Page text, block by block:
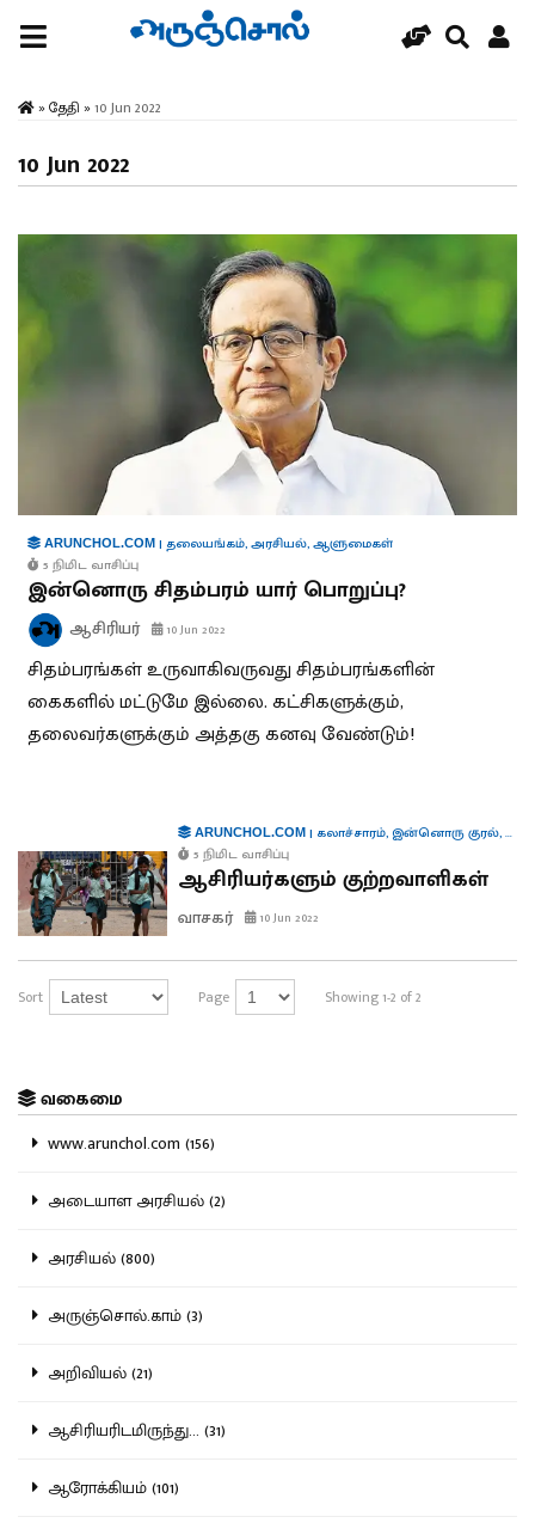
» தேதி » 10 Jun 2022
10 Jun 2022
ARUNCHOL.COM | தலையங்கம்,அரசியல்,ஆளுமைகள்
5 நிமிட வாசிப்பு
இன்னொரு சிதம்பரம் யார் பொறுப்பு?
ஆசிரியர் 10 Jun 2022
சிதம்பரங்கள் உருவாகிவருவது சிதம்பரங்களின்
கைகளில் மட்டுமே இல்லை. கட்சிகளுக்கும்,
தலைவர்களுக்கும் அத்தகு கனவு வேண்டும்!
ARUNCHOL.COM| கலாச்சாரம், இன்னொரு குரல்,
5 நிமிட வாசிப்பு
ஆசிரியர்களும் குற்றவாளிகள்
வாசகர் 10 Jun 2022
Sort Page Showing 1-2 of 2
வகைமை
www.arunchol.com (156)
அடையாள அரசியல் (2)
அரசியல் (800)
அருஞ்சொல்.காம் (3)
அறிவியல் (21)
ஆசிரியரிடமிருந்து... (31)
ஆரோக்கியம் (101)